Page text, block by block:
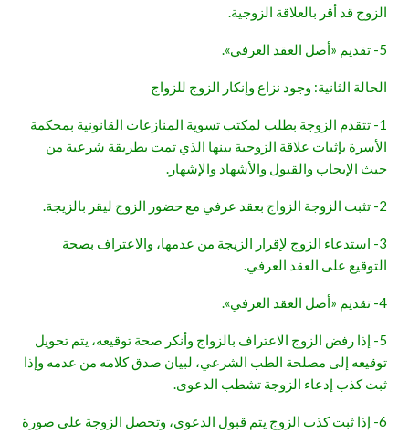
الزوج قد أقر بالعلاقة الزوجية.
5- تقديم «أصل العقد العرفي».
الحالة الثانية: وجود نزاع وإنكار الزوج للزواج
1- تتقدم الزوجة بطلب لمكتب تسوية المنازعات القانونية بمحكمة
الأسرة بإثبات علاقة الزوجية بينها الذي تمت بطريقة شرعية من
حيث الإيجاب والقبول والأشهاد والإشهار.
2- تثبت الزوجة الزواج بعقد عرفي مع حضور الزوج ليقر بالزيجة.
3- استدعاء الزوج لإقرار الزيجة من عدمها، والاعتراف بصحة
التوقيع على العقد العرفي.
4- تقديم «أصل العقد العرفي».
5- إذا رفض الزوج الاعتراف بالزواج وأنكر صحة توقيعه، يتم تحويل
توقيعه إلى مصلحة الطب الشرعي، لبيان صدق كلامه من عدمه وإذا
ثبت كذب إدعاء الزوجة تشطب الدعوى.
6- إذا ثبت كذب الزوج يتم قبول الدعوى، وتحصل الزوجة على صورة